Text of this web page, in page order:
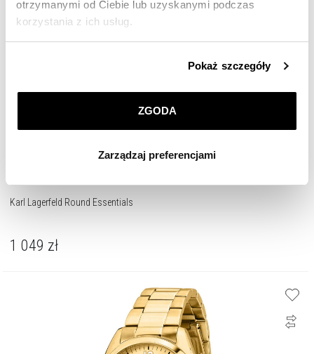
otrzymanymi od Ciebie lub uzyskanymi podczas
korzystania z ich usług.
przez nas plików cookie znajdziesz wPolityce
korzystamy. Możesz również wybrać jaki rodzaj plików
dokonać zmiany wybranych przez Ciebie plików cookie.
Pokaż szczegóły
ZGODA
Zarządzaj preferencjami
Karl Lagerfeld Round Essentials
1 049 zł